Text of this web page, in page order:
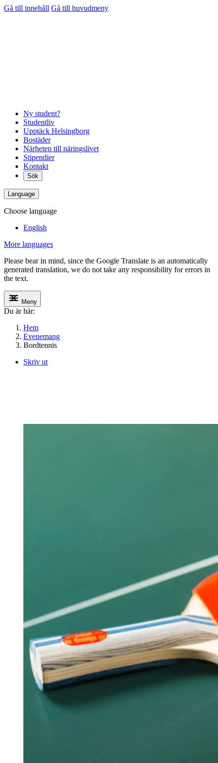
Gå till innehåll Gå till huvudmeny
Ny student?
Studentliv
Upptäck Helsingborg
Bostäder
Närheten till näringslivet
Stipendier
Kontakt
Sök
Language
Choose language
English
More languages
Please bear in mind, since the Google Translate is an automatically
generated translation, we do not take any responsibility for errors in
the text.
Meny
Du är här:
Hem
Evenemang
Bordtennis
Skriv ut